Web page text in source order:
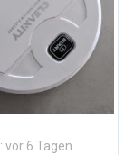
vor 6 Tagen